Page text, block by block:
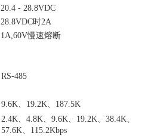
20.4 - 28.8VDC
28.8VDC时2A
1A,60V慢速熔断
RS-485
9.6K、19.2K、187.5K
2.4K、4.8K、9.6K、19.2K、38.4K、
57.6K、115.2Kbps